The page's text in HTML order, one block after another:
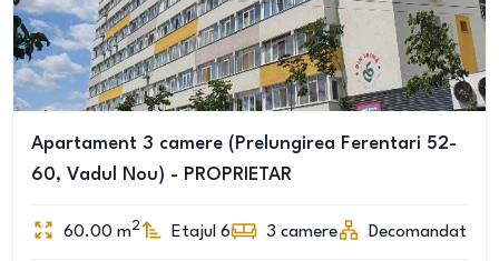
Apartament 3 camere (Prelungirea Ferentari 52-
60, Vadul Nou) - PROPRIETAR
60.00 m2 Etajul 6 3 camere Decomandat